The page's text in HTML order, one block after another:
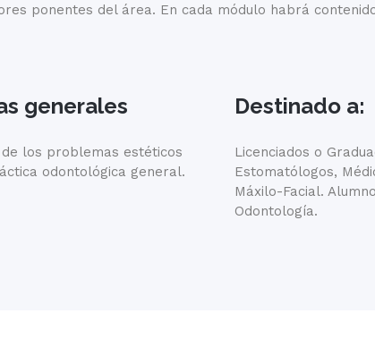
ponentes del área. En cada módulo habrá
generales
los problemas estéticos
odontológica general.
Destinado a:
Licenciados o
Estomatólogos,
Máxilo-Facial.
Odontología.